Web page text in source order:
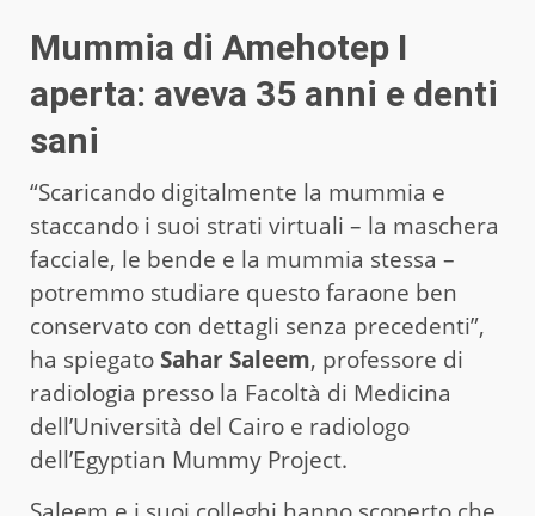
Mummia di Amehotep I
aperta: aveva 35 anni e denti
sani
“Scaricando digitalmente la mummia e
staccando i suoi strati virtuali – la maschera
facciale, le bende e la mummia stessa –
potremmo studiare questo faraone ben
conservato con dettagli senza precedenti”,
ha spiegato Sahar Saleem, professore di
radiologia presso la Facoltà di Medicina
dell’Università del Cairo e radiologo
dell’Egyptian Mummy Project.